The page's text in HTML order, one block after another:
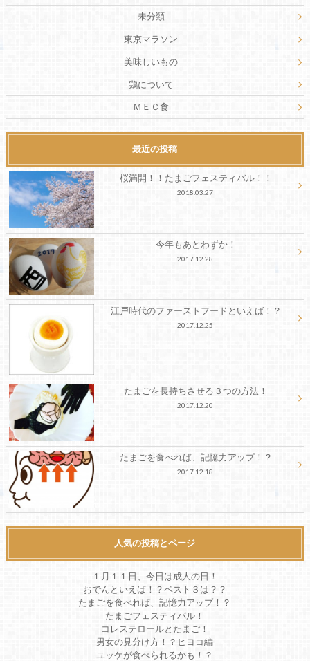
未分類
東京マラソン
美味しいもの
鶏について
ＭＥＣ食
最近の投稿
桜満開！！たまごフェスティバル！！
2018.03.27
今年もあとわずか！
2017.12.28
江戸時代のファーストフードといえば！？
2017.12.25
たまごを長持ちさせる３つの方法！
2017.12.20
たまごを食べれば、記憶力アップ！？
2017.12.18
人気の投稿とページ
１月１１日、今日は成人の日！
おでんといえば！？ベスト３は？？
たまごを食べれば、記憶力アップ！？
たまごフェスティバル！
コレステロールとたまご！
男女の見分け方！？ヒヨコ編
ユッケが食べられるかも！？